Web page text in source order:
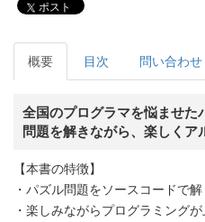
ポスト
概要 目次 問い合わせ
全国のプログラマを悩ませた
問題を解きながら、楽しくア
【本書の特徴】
・パズル問題をソースコードで解
・楽しみながらプログラミングが